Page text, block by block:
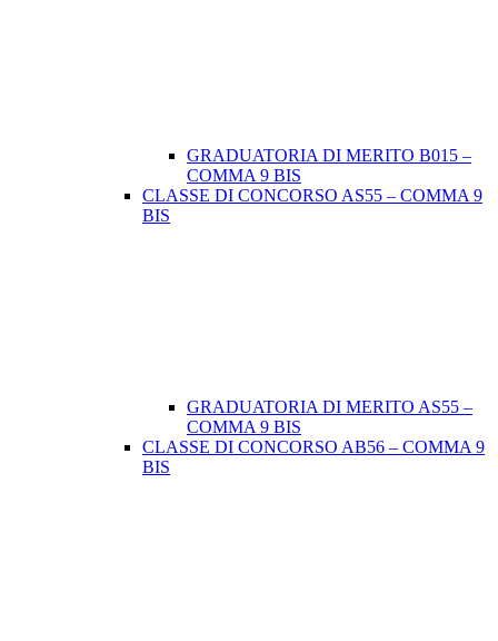
GRADUATORIA DI MERITO B015 –
COMMA 9 BIS
CLASSE DI CONCORSO AS55 – COMMA 9
BIS
GRADUATORIA DI MERITO AS55 –
COMMA 9 BIS
CLASSE DI CONCORSO AB56 – COMMA 9
BIS